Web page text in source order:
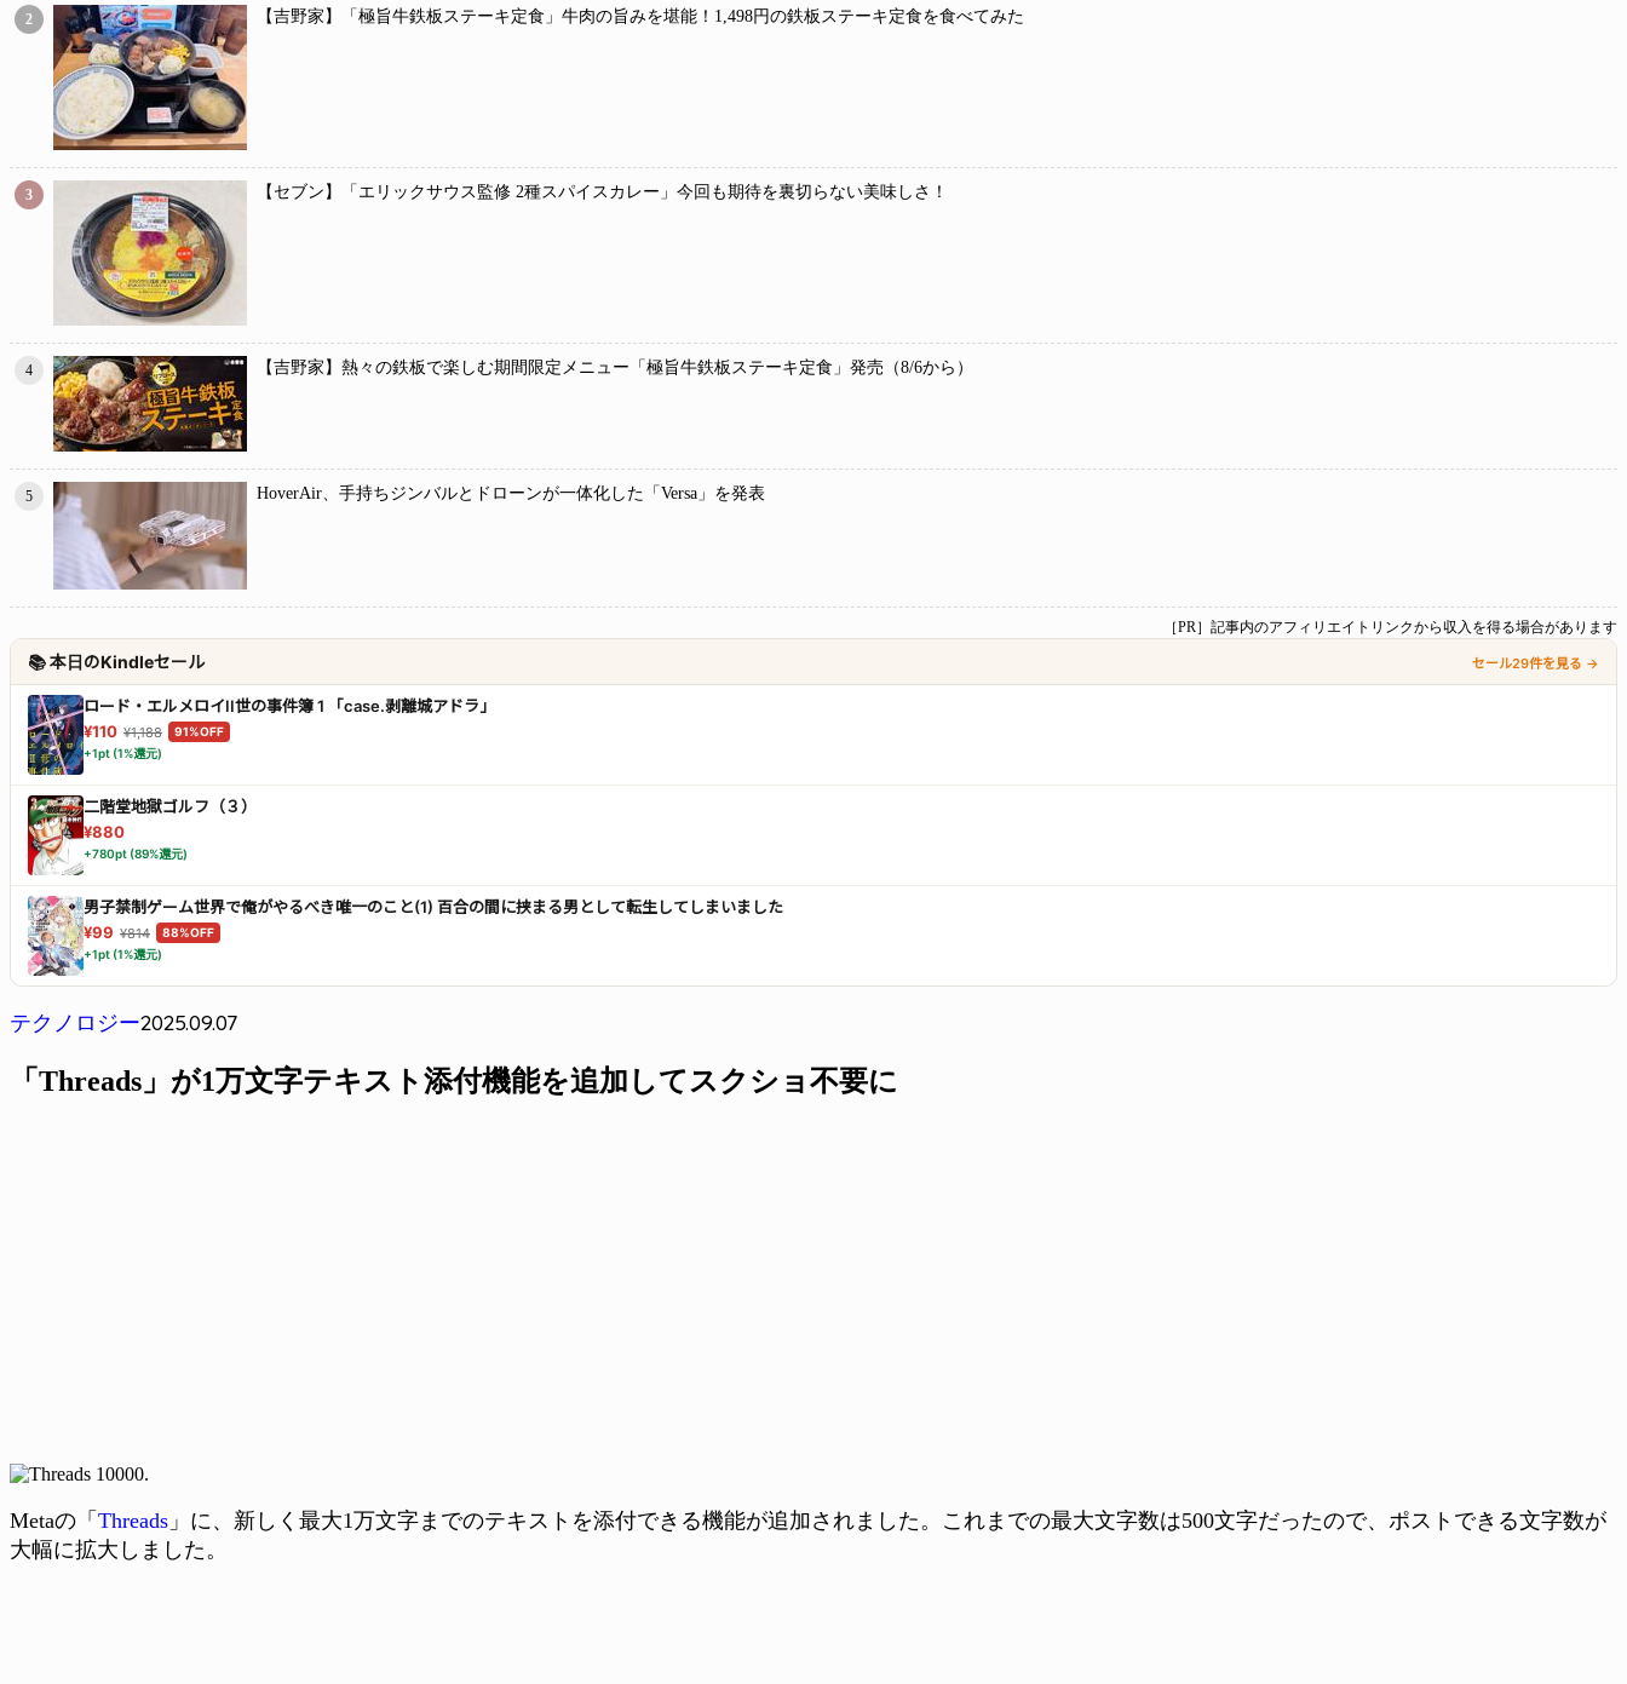
2 【吉野家】「極旨牛鉄板ステーキ定食」牛肉の旨みを堪能！1,498円の鉄板ステーキ定食を食べてみた
3 【セブン】「エリックサウス監修 2種スパイスカレー」今回も期待を裏切らない美味しさ！
4 【吉野家】熱々の鉄板で楽しむ期間限定メニュー「極旨牛鉄板ステーキ定食」発売（8/6から）
5 HoverAir、手持ちジンバルとドローンが一体化した「Versa」を発表
［PR］記事内のアフィリエイトリンクから収入を得る場合があります
📚 本日のKindleセール セール29件を見る →
ロード・エルメロイII世の事件簿 1 「case.剥離城アドラ」
¥110 ¥1,188
91%OFF
+1pt (1%還元)
二階堂地獄ゴルフ（３）
¥880
+780pt (89%還元)
男子禁制ゲーム世界で俺がやるべき唯一のこと(1) 百合の間に挟まる男として転生してしまいました
¥99 ¥814
88%OFF
+1pt (1%還元)
テクノロジー2025.09.07
「Threads」が1万文字テキスト添付機能を追加してスクショ不要に
Metaの「 Threads 」に、新しく最大1万文字までのテキストを添付できる機能が追加されました。これまでの最大文字数は500文字だったので、ポストできる文字数が
大幅に拡大しました。